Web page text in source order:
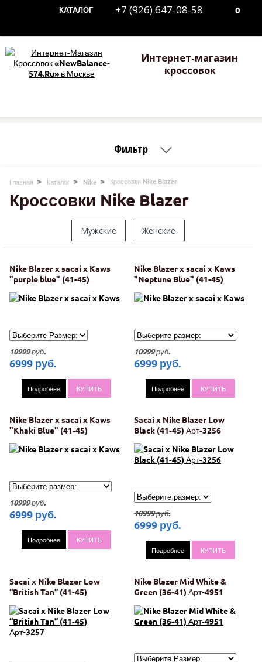
Интернет-магазин
кроссовок
Фильтр
Главная Каталог Nike Кроссовки Nike Blazer
Кроссовки Nike Blazer
Мужские Женские
Nike Blazer x sacai x Kaws
"purple blue" (41-45)
10999руб.
6999 руб.
Подробнее КУПИТЬ
Nike Blazer x sacai x Kaws
"Neptune Blue" (41-45)
10999руб.
6999 руб.
Подробнее КУПИТЬ
Nike Blazer x sacai x Kaws
"Khaki Blue" (41-45)
10999руб.
6999 руб.
Подробнее КУПИТЬ
Sacai x Nike Blazer Low
Black (41-45) Арт-3256
10999руб.
6999 руб.
Подробнее КУПИТЬ
Sacai x Nike Blazer Low
“British Tan” (41-45)
Nike Blazer Mid White &
Green (36-41) Арт-4951
КАТАЛОГ 0
+7 (926) 647-08-58